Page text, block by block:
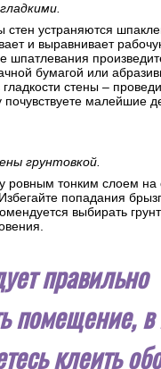
стен устраняются
и выравнивает
шпатлевания
бумагой или
стены –
малейшие
грунтовкой.
ровным тонким слоем на
попадания брызг
выбирать
правильно
помещение,
клеить